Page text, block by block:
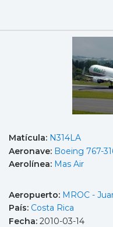
Matícula: N314LA
Aeronave: Boeing 767-
Aerolínea: Mas Air
Aeropuerto: MROC -
País: Costa Rica
Fecha: 2010-03-14